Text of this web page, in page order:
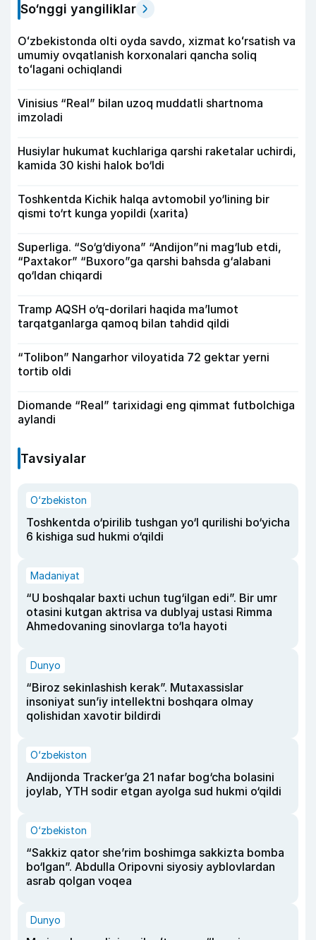
So‘nggi yangiliklar
Oʻzbekistonda olti oyda savdo, xizmat koʻrsatish va
umumiy ovqatlanish korxonalari qancha soliq
toʻlagani ochiqlandi
Vinisius “Real” bilan uzoq muddatli shartnoma
imzoladi
Husiylar hukumat kuchlariga qarshi raketalar uchirdi,
kamida 30 kishi halok bo‘ldi
Toshkentda Kichik halqa avtomobil yo‘lining bir
qismi to‘rt kunga yopildi (xarita)
Superliga. “So‘g‘diyona” “Andijon”ni mag‘lub etdi,
“Paxtakor” “Buxoro”ga qarshi bahsda g‘alabani
qo‘ldan chiqardi
Tramp AQSH o‘q-dorilari haqida ma’lumot
tarqatganlarga qamoq bilan tahdid qildi
“Tolibon” Nangarhor viloyatida 72 gektar yerni
tortib oldi
Diomande “Real” tarixidagi eng qimmat futbolchiga
aylandi
Tavsiyalar
O‘zbekiston
Toshkentda o‘pirilib tushgan yo‘l qurilishi bo‘yicha
6 kishiga sud hukmi o‘qildi
Madaniyat
“U boshqalar baxti uchun tug‘ilgan edi”. Bir umr
otasini kutgan aktrisa va dublyaj ustasi Rimma
Ahmedovaning sinovlarga to‘la hayoti
Dunyo
“Biroz sekinlashish kerak”. Mutaxassislar
insoniyat sun’iy intellektni boshqara olmay
qolishidan xavotir bildirdi
O‘zbekiston
Andijonda Tracker’ga 21 nafar bog‘cha bolasini
joylab, YTH sodir etgan ayolga sud hukmi o‘qildi
O‘zbekiston
“Sakkiz qator she’rim boshimga sakkizta bomba
bo‘lgan”. Abdulla Oripovni siyosiy ayblovlardan
asrab qolgan voqea
Dunyo